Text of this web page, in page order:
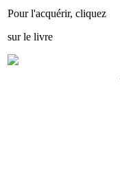
Pour l'acquérir, cliquez
sur le livre